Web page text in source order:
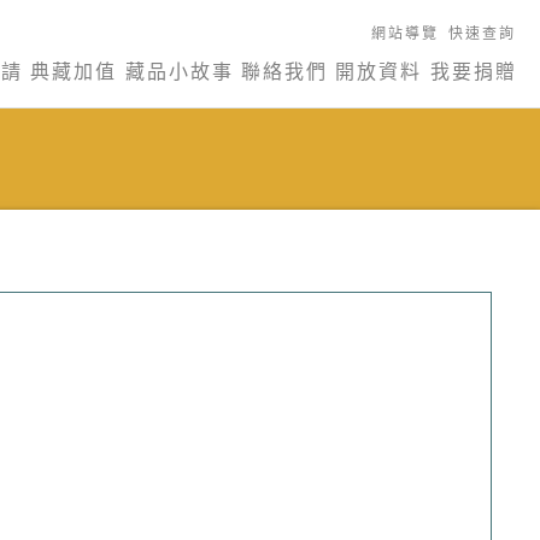
網站導覽 快速查詢
典藏加值 藏品小故事 聯絡我們 開放資料 我要捐贈